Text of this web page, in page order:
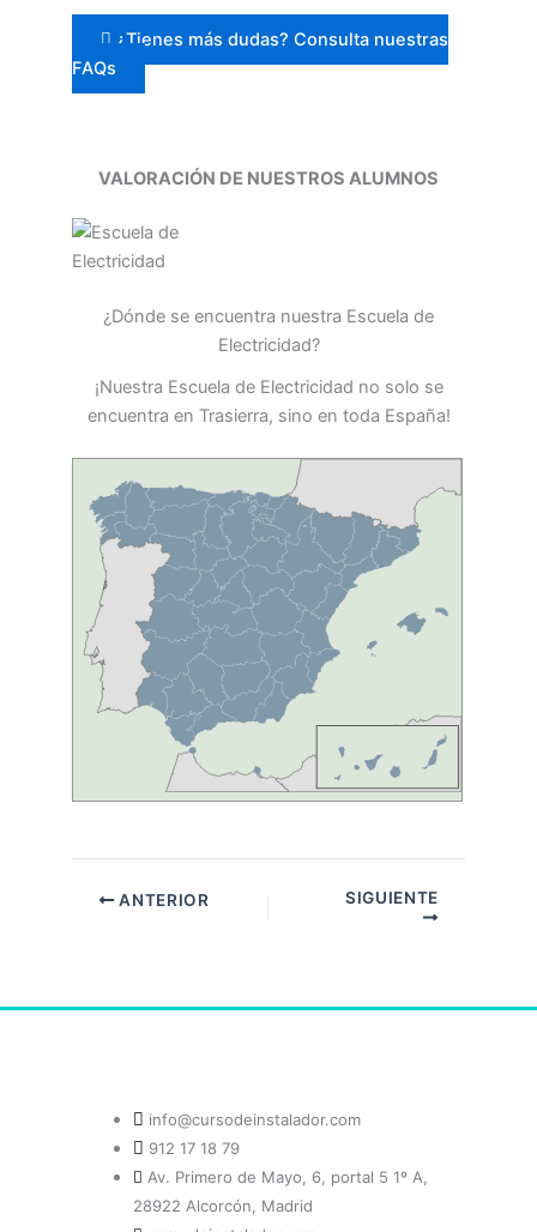
¿Tienes más dudas? Consulta nuestras
FAQs
VALORACIÓN DE NUESTROS ALUMNOS
¿Dónde se encuentra nuestra Escuela de
Electricidad?
¡Nuestra Escuela de Electricidad no solo se
encuentra en Trasierra, sino en toda España!
ANTERIOR SIGUIENTE
info@cursodeinstalador.com
912 17 18 79
Av. Primero de Mayo, 6, portal 5 1º A,
28922 Alcorcón, Madrid